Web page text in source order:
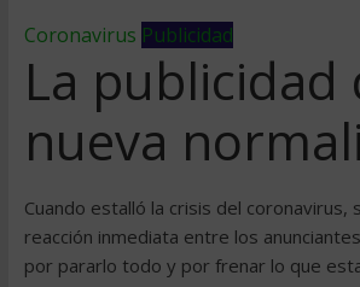
Coronavirus Publicidad
La publicidad
nueva
Cuando estalló la crisis del coronavirus,
reacción inmediata entre los
por pararlo todo y por frenar lo que